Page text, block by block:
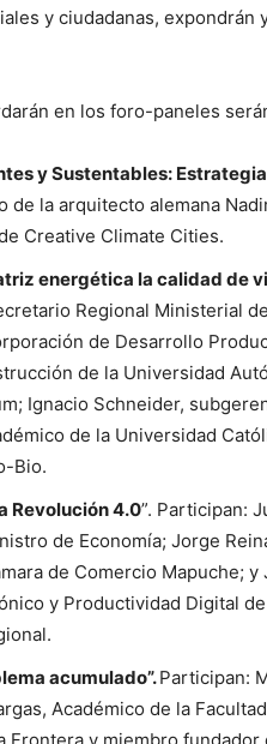
y ciudadanas, expondrán
en los foro-paneles
y Sustentables:
de la arquitecto alemana
Creative Climate Cities.
energética la calidad de
Regional Ministerial
de Desarrollo
de la Universidad
Ignacio Schneider,
de la Universidad
Bio.
Revolución 4.0”. Participan:
de Economía; Jorge
de Comercio Mapuche;
y Productividad Digital
acumulado”.Participan:
Académico de la